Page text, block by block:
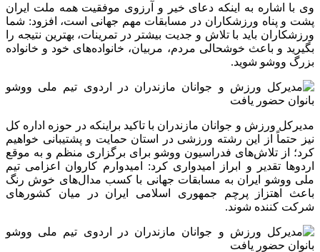
وی با اشاره به اینکه دعای خیر و آرزوی موفقیت همه ملت ایران
پشت و پناه ورزشکاران در مسابقات مهم جهانی است، افزود: شما
ورزشکاران باید با تلاش و جدیت بیشتر در تمرینات، بهترین نتیجه را
بگیرید و باعث خوشحالی مردم، مربیان، خانواده‌های خود و خانواده
بزرگ ووشو شوید.
مدیرکل ورزش و جوانان مازندران با تاکید براینکه در حوزه اداره کل
نیز حتماً از این رشته ورزشی در استان حمایت و پشتیبانی خواهیم
کرد؛ از تلاش‌های فدراسیون ووشو برای برگزاری منظم و به موقع
اردوها تقدیر و ابراز امیدواری کرد: امیدوارم کاروان اعزامی تیم
ملی ووشو ایران به مسابقات جهانی با کسب مدال‌های خوش رنگ
باعث اهتزاز پرچم جمهوری اسلامی ایران در میان کشورهای
شرکت کننده شوند.